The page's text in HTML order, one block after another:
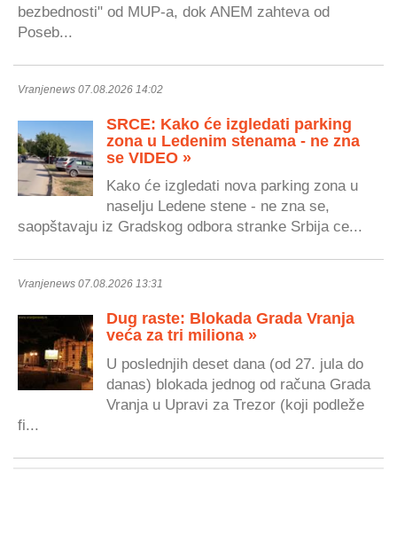
bezbednosti" od MUP-a, dok ANEM zahteva od
Poseb...
Vranjenews 07.08.2026 14:02
SRCE: Kako će izgledati parking
zona u Ledenim stenama - ne zna
se VIDEO »
Kako će izgledati nova parking zona u
naselju Ledene stene - ne zna se,
saopštavaju iz Gradskog odbora stranke Srbija ce...
Vranjenews 07.08.2026 13:31
Dug raste: Blokada Grada Vranja
veća za tri miliona »
U poslednjih deset dana (od 27. jula do
danas) blokada jednog od računa Grada
Vranja u Upravi za Trezor (koji podleže
fi...